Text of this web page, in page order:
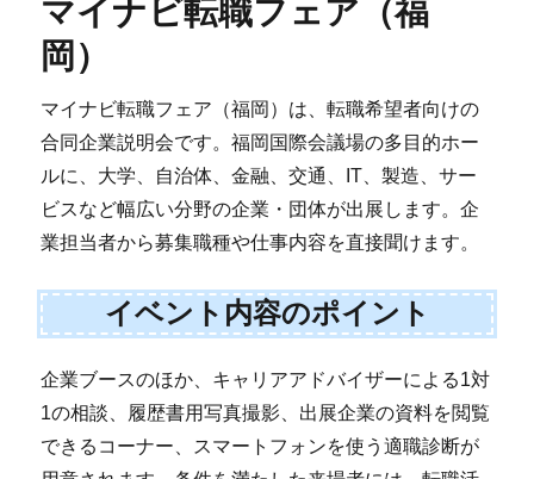
マイナビ転職フェア（福
岡）
マイナビ転職フェア（福岡）は、転職希望者向けの
合同企業説明会です。福岡国際会議場の多目的ホー
ルに、大学、自治体、金融、交通、IT、製造、サー
ビスなど幅広い分野の企業・団体が出展します。企
業担当者から募集職種や仕事内容を直接聞けます。
イベント内容のポイント
企業ブースのほか、キャリアアドバイザーによる1対
1の相談、履歴書用写真撮影、出展企業の資料を閲覧
できるコーナー、スマートフォンを使う適職診断が